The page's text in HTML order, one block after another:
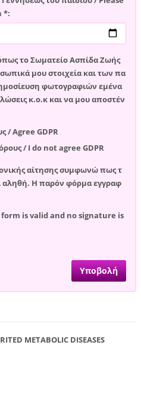
*:
το Σωματείο Ασπίδα Ζωής
μου στοιχεία και των πα
φωτογραφιών εμένα
κ.ο.κ και να μου αποστέν
/ Agree GDPR
/ I do not agree GDPR
αίτησης συμφωνώ πως τ
αληθή. Η παρόν φόρμα εγγραφ
is valid and no signature is
METABOLIC DISEASES